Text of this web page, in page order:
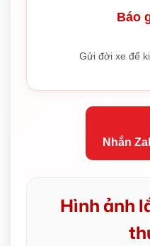
Báo
Gửi đời xe để
Nhắn
Hình ảnh